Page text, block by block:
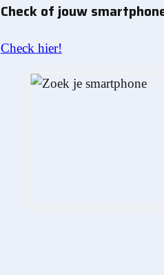
Check of jouw
Check hier!